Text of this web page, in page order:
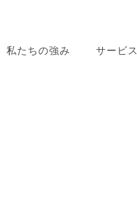
私たちの強み サービス